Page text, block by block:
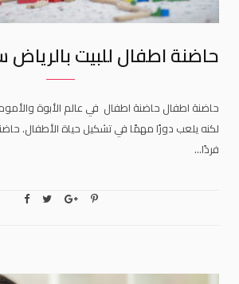
حاضنة اطفال للبيت
حاضنة اطفال حاضنة اطفال في عالم الأبوة
لكنه يلعب دورًا مهمًا في تشكيل حياة الأطفال.
فردًا…